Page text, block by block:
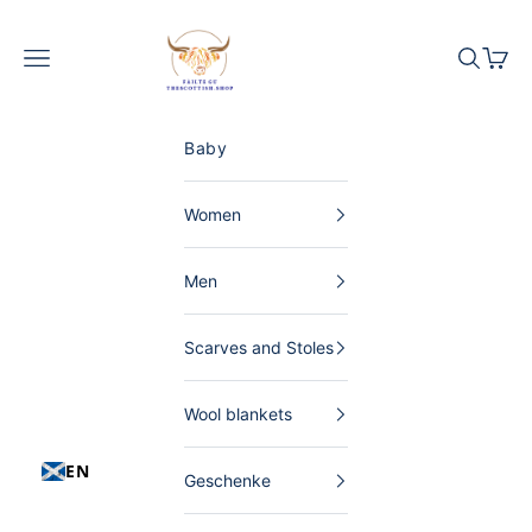
The Scottish Shop Germany
EN
Menu Search
Baby
Women
Men
Scarves and Stoles
Wool blankets
Geschenke